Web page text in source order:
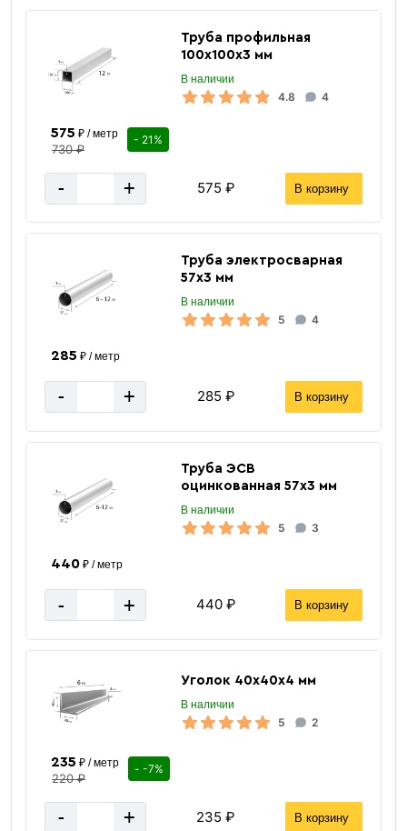
Труба профильная
100х100х3 мм
В наличии
4.8 4
575 ₽ / метр
730 ₽
- 21%
- + 575 ₽ В корзину
Труба электросварная
57х3 мм
В наличии
5 4
285 ₽ / метр
- + 285 ₽ В корзину
Труба ЭСВ
оцинкованная 57х3 мм
В наличии
5 3
440₽ / метр
- + 440 ₽ В корзину
Уголок 40х40х4 мм
В наличии
5 2
235 ₽ / метр
220 ₽
- -7%
- + 235 ₽ В корзину